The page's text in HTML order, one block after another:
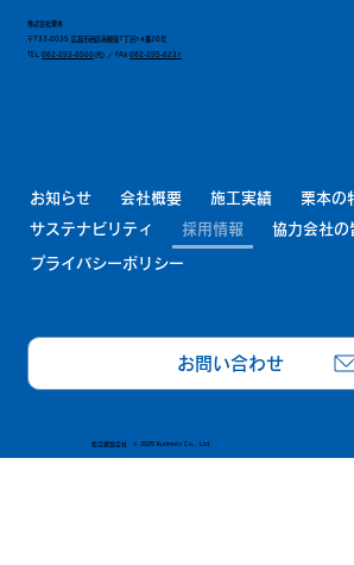
同期入社の方との交流もできます
も定期的に研修を行っており社内
総合建設会社 © 2025 Kurimoto Co., Ltd.
お知らせ 会社概要 施工実績
栗本の
サステナビリティ
採用情報 協力会社の
プライバシーポリシー
株式会社栗本
TEL082-293-8500(代) ／ FAX082-295-8231
〒733-0035 広島市西区南観音7丁目14番20号
お問い合わせ